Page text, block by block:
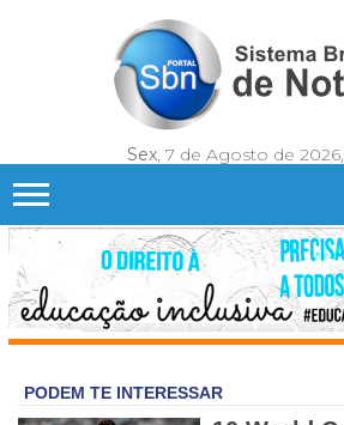
Sex, 7 de Agosto de 2026,